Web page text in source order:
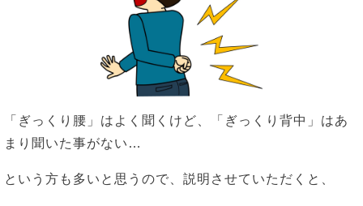
「ぎっくり腰」はよく聞くけど、「ぎっくり背中」はあ
まり聞いた事がない…
という方も多いと思うので、説明させていただくと、